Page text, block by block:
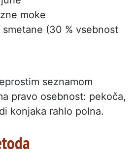
moke
(30 % vsebnost
seznamom
pravo osebnost: pekoča,
konjaka rahlo polna.